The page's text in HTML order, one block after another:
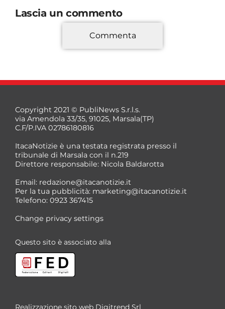
Lascia un commento
*
*
Commenta
Copyright 2021 © PubliNews S.r.l.s.
via Amendola 33/35, 91025, Marsala(TP)
C.F/P.IVA 02786180816
ItacaNotizie è una testata registrata presso il
tribunale di Marsala con il n.219
Direttore responsabile: Nicola Baldarotta
Email: redazione@itacanotizie.it
Per la tua pubblicità: marketing@itacanotizie.it
Telefono: 0923 367415
Change privacy settings
Questo sito è associato alla
Realizzazione sito web Digitrend Srl